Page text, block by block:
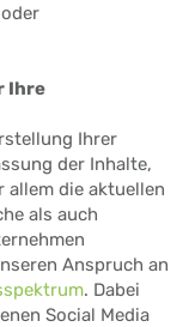
Ihre
Ihrer
der Inhalte,
die aktuellen
als auch
Anspruch an
. Dabei
Social Media